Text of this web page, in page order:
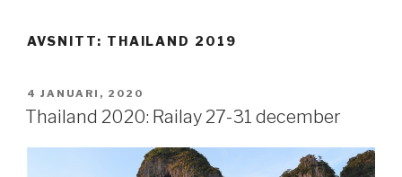
AVSNITT: THAILAND 2019
PUBLICERAT
4 JANUARI, 2020
Thailand 2020: Railay 27-31 december